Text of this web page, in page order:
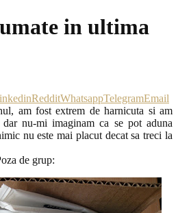
in ultima
RedditWhatsappTelegramEmail
am fost extrem de harnicuta si am
nu-mi imaginam ca se pot aduna
nu este mai placut decat sa treci la
de grup: